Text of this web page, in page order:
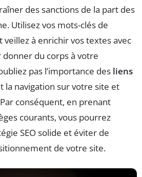
des sanctions de la part des
Utilisez vos mots-clés de
veillez à enrichir vos textes avec
du corps à votre
pas l’importance des liens
la navigation sur votre site et
conséquent, en prenant
courants, vous pourrez
SEO solide et éviter de
de votre site.